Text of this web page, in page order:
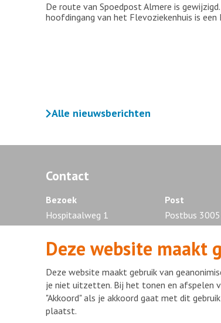
De route van Spoedpost Almere is
hoofdingang van het Flevoziekenhuis is
Alle nieuwsberichten
Contact
Bezoek
Hospitaalweg 1
1315 RA Almere
Tel. 036 - 868 88 88
Post
Postbus 3005
1300 EG
DisclaimerPrivacy statement
Deze website maakt
Deze website maakt gebruik van
je niet uitzetten. Bij het tonen en afspelen
"Akkoord" als je akkoord gaat met dit
plaatst.